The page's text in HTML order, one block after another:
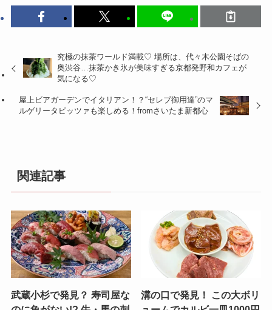
究極の抹茶ワールド満載♡ 場所は、代々木公園そばの
奥渋谷…抹茶かき氷が美味すぎる京都発野和カフェが
気になる♡
屋上ビアガーデンでイタリアン！？“セレブ御用達”のマ
ルゲリータピッツァも楽しめる！fromさいたま新都心
関連記事
武蔵小杉で発見？ 寿司屋な
溝の口で発見！ この大ボリ